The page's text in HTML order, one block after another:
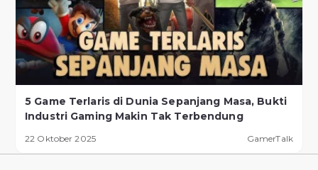
5 Game Terlaris di Dunia Sepanjang Masa, Bukti
Industri Gaming Makin Tak Terbendung
22 Oktober 2025 GamerTalk